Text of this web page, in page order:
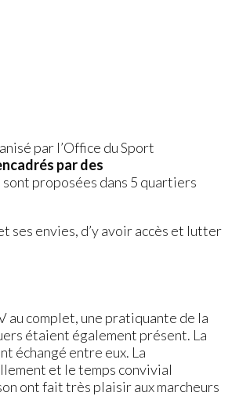
par l’Office du Sport
par des
sont proposées dans 5 quartiers
ses envies, d’y avoir accès et lutter
au complet, une pratiquante de la
étaient également présent. La
échangé entre eux. La
et le temps convivial
ont fait très plaisir aux marcheurs